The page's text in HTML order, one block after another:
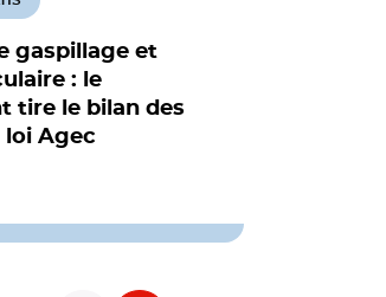
gaspillage et
: le
tire le bilan des
loi Agec